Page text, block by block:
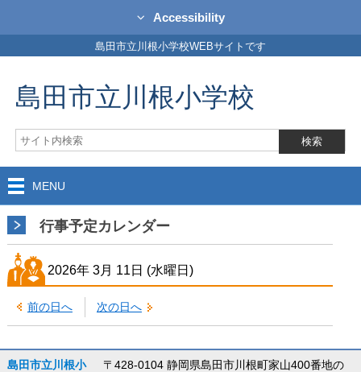
Accessibility
島田市立川根小学校WEBサイトです
島田市立川根小学校
MENU
行事予定カレンダー
2026年 3月 11日 (水曜日)
前の日へ 次の日へ
島田市立川根小
〒428-0104 静岡県島田市川根町家山400番地の